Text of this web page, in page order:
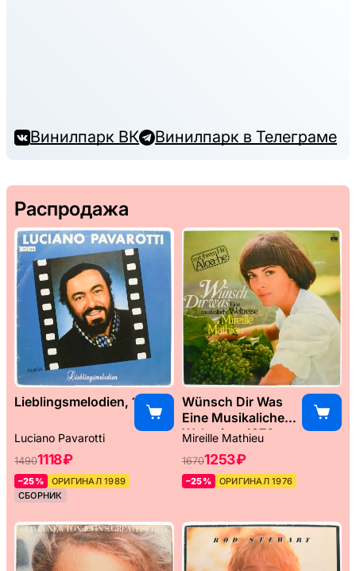
Винилпарк ВК Винилпарк в Телеграме
Распродажа
Lieblingsmelodien, 1989
Luciano Pavarotti
14901118 ₽
–25%
ОРИГИНАЛ 1989
СБОРНИК
Wünsch Dir Was
Eine Musikaliche
Weltreise, 1976
Mireille Mathieu
16701253 ₽
–25% ОРИГИНАЛ 1976